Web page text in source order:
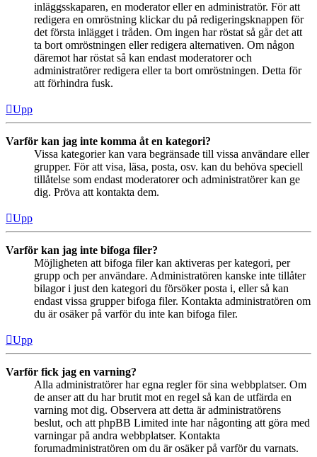
inläggsskaparen, en moderator eller en administratör. För att
redigera en omröstning klickar du på redigeringsknappen för
det första inlägget i tråden. Om ingen har röstat så går det att
ta bort omröstningen eller redigera alternativen. Om någon
däremot har röstat så kan endast moderatorer och
administratörer redigera eller ta bort omröstningen. Detta för
att förhindra fusk.
Upp
Varför kan jag inte komma åt en kategori?
Vissa kategorier kan vara begränsade till vissa användare eller
grupper. För att visa, läsa, posta, osv. kan du behöva speciell
tillåtelse som endast moderatorer och administratörer kan ge
dig. Pröva att kontakta dem.
Upp
Varför kan jag inte bifoga filer?
Möjligheten att bifoga filer kan aktiveras per kategori, per
grupp och per användare. Administratören kanske inte tillåter
bilagor i just den kategori du försöker posta i, eller så kan
endast vissa grupper bifoga filer. Kontakta administratören om
du är osäker på varför du inte kan bifoga filer.
Upp
Varför fick jag en varning?
Alla administratörer har egna regler för sina webbplatser. Om
de anser att du har brutit mot en regel så kan de utfärda en
varning mot dig. Observera att detta är administratörens
beslut, och att phpBB Limited inte har någonting att göra med
varningar på andra webbplatser. Kontakta
forumadministratören om du är osäker på varför du varnats.